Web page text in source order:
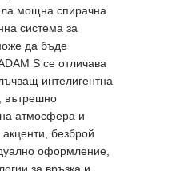
мощна спирачна
система за
да бъде
S се отличава
интелигентна
вътрешно
атмосфера и
акценти, безброй
оформление,
за връзка и